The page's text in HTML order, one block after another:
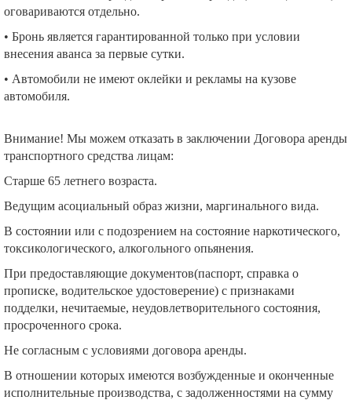
оговариваются отдельно.
• Бронь является гарантированной только при условии
внесения аванса за первые сутки.
• Автомобили не имеют оклейки и рекламы на кузове
автомобиля.
Внимание! Мы можем отказать в заключении Договора аренды
транспортного средства лицам:
Старше 65 летнего возраста.
Ведущим асоциальный образ жизни, маргинального вида.
В состоянии или с подозрением на состояние наркотического,
токсикологического, алкогольного опьянения.
При предоставляющие документов(паспорт, справка о
прописке, водительское удостоверение) с признаками
подделки, нечитаемые, неудовлетворительного состояния,
просроченного срока.
Не согласным с условиями договора аренды.
В отношении которых имеются возбужденные и оконченные
исполнительные производства, с задолженностями на сумму